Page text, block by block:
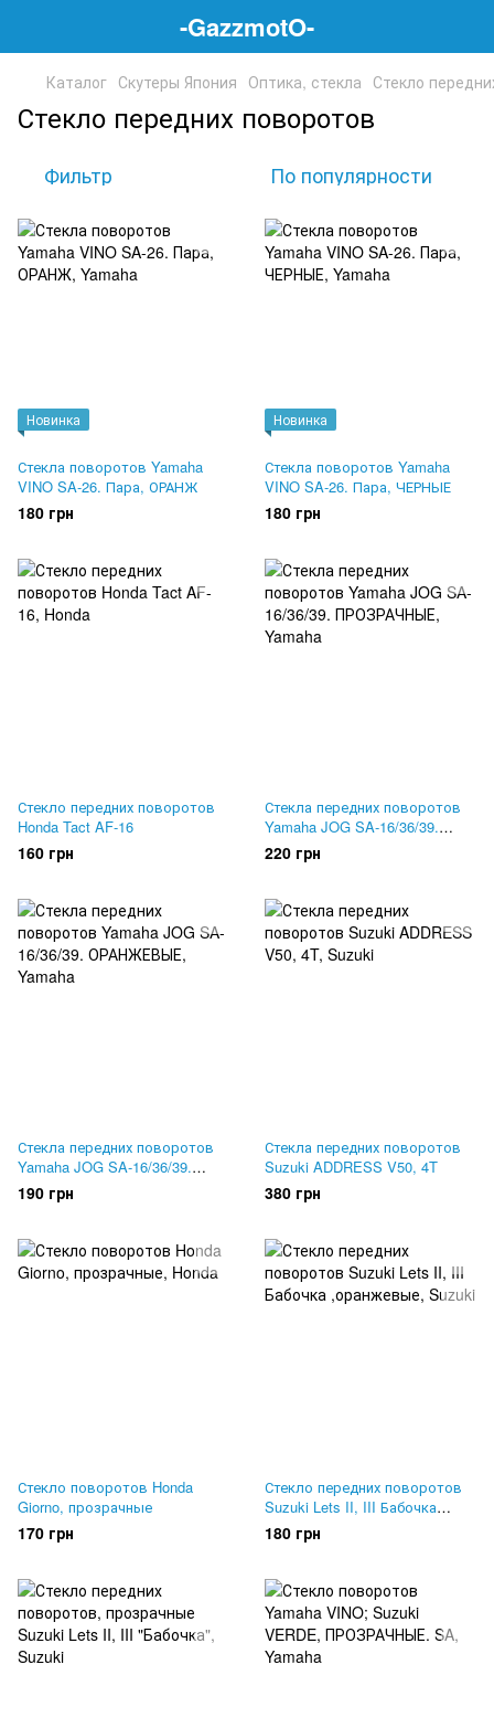
-GazzmotO-
Каталог Скутеры Япония Оптика, стекла Стекло
Стекло передних поворотов
Фильтр По популярности
Новинка
Стекла поворотов Yamaha
VINO SA-26. Пара, ОРАНЖ
180 грн
Новинка
Стекла поворотов Yamaha
VINO SA-26. Пара, ЧЕРНЫЕ
180 грн
Стекло передних поворотов
Honda Tact AF-16
160 грн
Стекла передних поворотов
Yamaha JOG SA-16/36/39.
ПРОЗРАЧНЫЕ
220 грн
Стекла передних поворотов
Yamaha JOG SA-16/36/39.
ОРАНЖЕВЫЕ
190 грн
Стекла передних поворотов
Suzuki ADDRESS V50, 4T
380 грн
Стекло поворотов Honda
Giorno, прозрачные
170 грн
Стекло передних поворотов
Suzuki Lets II, III Бабочка
,оранжевые
180 грн